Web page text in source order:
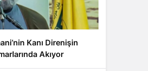
RÖPORTAJ
Nasrallah: İsrail’in Tamamını
Vuracak Güçteyiz
3 4 5 6 7